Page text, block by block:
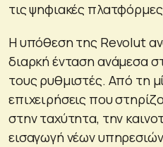
τις ψηφιακές
Η υπόθεση της Revolut
διαρκή ένταση ανάμεσα
τους ρυθμιστές. Από τη
επιχειρήσεις που
στην ταχύτητα, την
εισαγωγή νέων